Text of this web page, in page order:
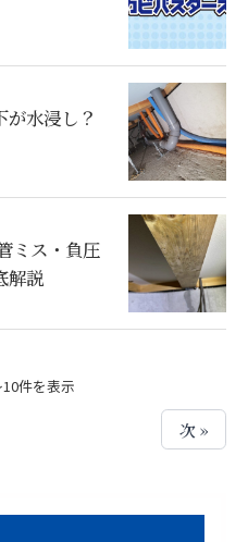
水浸し？
ミス・負圧
解説
件を表示
次 »